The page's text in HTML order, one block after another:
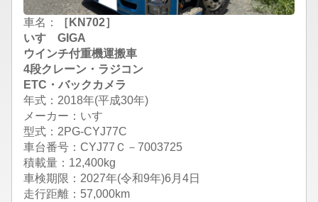
車名：
［KN702］
いすゞGIGA
ウインチ付重機運搬車
4段クレーン・ラジコン
ETC・バックカメラ
年式：2018年(平成30年)
メーカー：いすゞ
型式：2PG-CYJ77C
車台番号：CYJ77Ｃ－7003725
積載量：12,400kg
車検期限： 2027年(令和9年)6月4日
走行距離：57,000km